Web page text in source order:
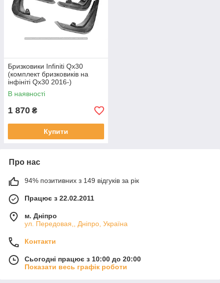
Бризковики Infiniti Qx30
(комплект бризковиків на
інфініті Qx30 2016-)
В наявності
1 870 ₴
Купити
Про нас
94% позитивних з 149 відгуків за рік
Працює з 22.02.2011
м. Дніпро
ул. Передовая,, Дніпро, Україна
Контакти
Сьогодні працює з 10:00 до 20:00
Показати весь графік роботи